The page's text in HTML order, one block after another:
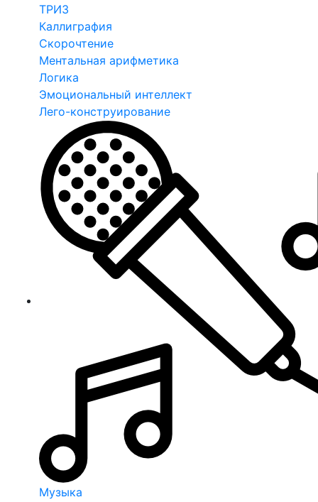
ТРИЗ
Каллиграфия
Скорочтение
Ментальная арифметика
Логика
Эмоциональный интеллект
Лего-конструирование
Музыка